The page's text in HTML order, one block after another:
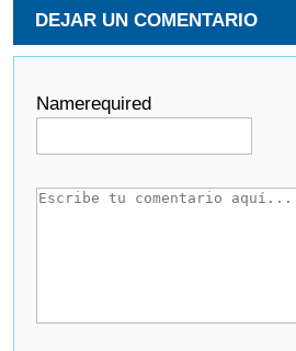
DEJAR UN COMENTARIO
Namerequired